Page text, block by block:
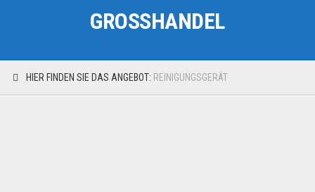
Fahrzeuge & TransportGROSSHANDEL
HIER FINDEN SIE DAS ANGEBOT: REINIGUNGSGERÄT